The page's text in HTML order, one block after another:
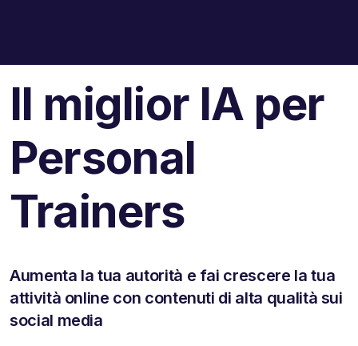
Il miglior IA per
Personal
Trainers
Aumenta la tua autorità e fai crescere la tua
attività online con contenuti di alta qualità sui
social media